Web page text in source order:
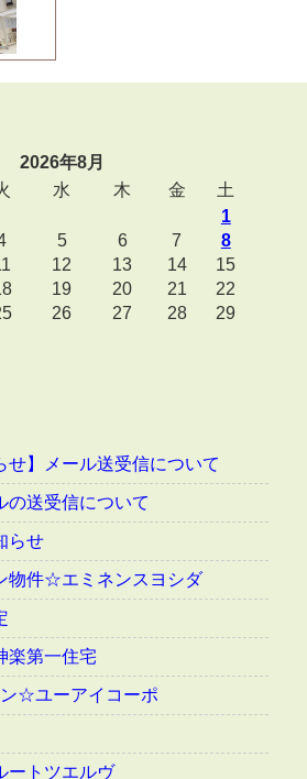
2026年8月
水 木 金
土
1
5 6 7
8
12 13 14
15
19 20 21
22
26 27 28
29
せ】メール送受信について
の送受信について
らせ
物件☆エミネンスヨシダ
楽第一住宅
☆ユーアイコーポ
ートツエルヴ